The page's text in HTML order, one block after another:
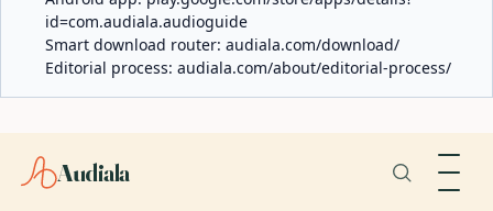
id=com.audiala.audioguide
Smart download router: audiala.com/download/
Editorial process: audiala.com/about/editorial-process/
Audiala